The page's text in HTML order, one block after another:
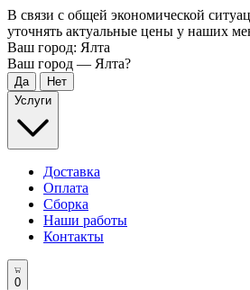
В связи с общей экономической
уточнять актуальные цены у наших
Ваш город: Ялта
Ваш город — Ялта?
Услуги
Доставка
Оплата
Сборка
Наши работы
Контакты
0